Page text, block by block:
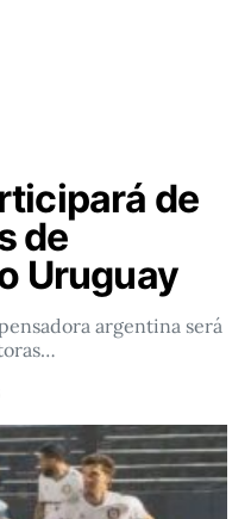
de
de
Uruguay
argentina será